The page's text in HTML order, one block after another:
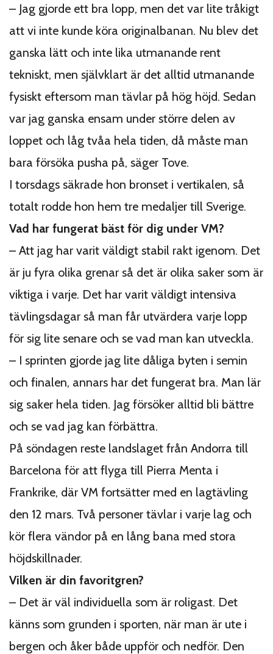
– Jag gjorde ett bra lopp, men det var lite tråkigt
att vi inte kunde köra originalbanan. Nu blev det
ganska lätt och inte lika utmanande rent
tekniskt, men självklart är det alltid utmanande
fysiskt eftersom man tävlar på hög höjd. Sedan
var jag ganska ensam under större delen av
loppet och låg tvåa hela tiden, då måste man
bara försöka pusha på, säger Tove.
I torsdags säkrade hon bronset i vertikalen, så
totalt rodde hon hem tre medaljer till Sverige.
Vad har fungerat bäst för dig under VM?
– Att jag har varit väldigt stabil rakt igenom. Det
är ju fyra olika grenar så det är olika saker som är
viktiga i varje. Det har varit väldigt intensiva
tävlingsdagar så man får utvärdera varje lopp
för sig lite senare och se vad man kan utveckla.
– I sprinten gjorde jag lite dåliga byten i semin
och finalen, annars har det fungerat bra. Man lär
sig saker hela tiden. Jag försöker alltid bli bättre
och se vad jag kan förbättra.
På söndagen reste landslaget från Andorra till
Barcelona för att flyga till Pierra Menta i
Frankrike, där VM fortsätter med en lagtävling
den 12 mars. Två personer tävlar i varje lag och
kör flera vändor på en lång bana med stora
höjdskillnader.
Vilken är din favoritgren?
– Det är väl individuella som är roligast. Det
känns som grunden i sporten, när man är ute i
bergen och åker både uppför och nedför. Den